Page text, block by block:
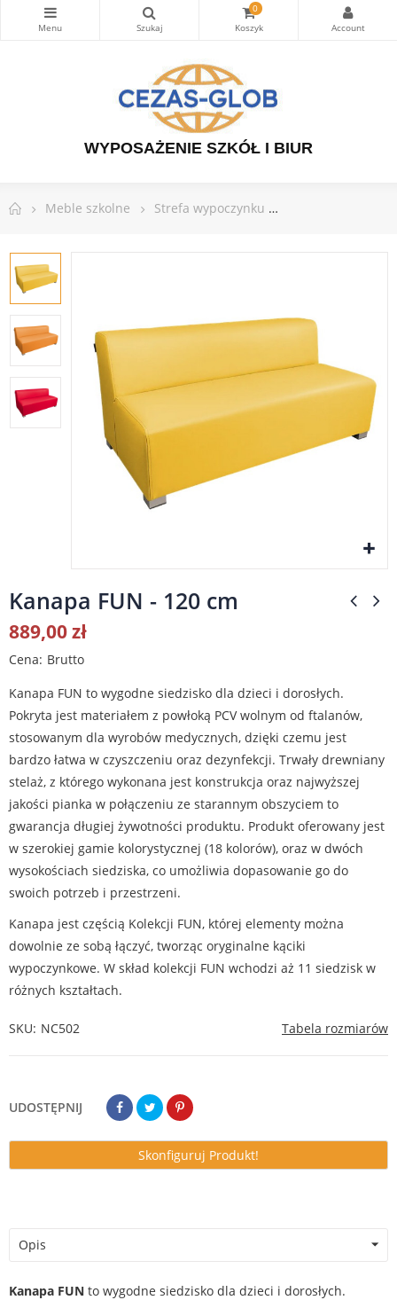
0
WYPOSAŻENIE SZKÓŁ I BIUR
Meble szkolne Strefa wypoczynku
Kanapa FUN - 120 cm
889,00 zł
Cena Brutto
Kanapa FUN to wygodne siedzisko dla dzieci i dorosłych.
Pokryta jest materiałem z powłoką PCV wolnym od ftalanów,
stosowanym dla wyrobów medycznych, dzięki czemu jest
bardzo łatwa w czyszczeniu oraz dezynfekcji. Trwały drewniany
stelaż, z którego wykonana jest konstrukcja oraz najwyższej
jakości pianka w połączeniu ze starannym obszyciem to
gwarancja długiej żywotności produktu. Produkt oferowany jest
w szerokiej gamie kolorystycznej (18 kolorów), oraz w dwóch
wysokościach siedziska, co umożliwia dopasowanie go do
swoich potrzeb i przestrzeni.
Kanapa jest częścią Kolekcji FUN, której elementy można
dowolnie ze sobą łączyć, tworząc oryginalne kąciki
wypoczynkowe. W skład kolekcji FUN wchodzi aż 11 siedzisk w
różnych kształtach.
Tabela rozmiarów
SKU NC502
UDOSTĘPNIJ
Skonfiguruj Produkt!
Opis
Kanapa FUN to wygodne siedzisko dla dzieci i dorosłych.